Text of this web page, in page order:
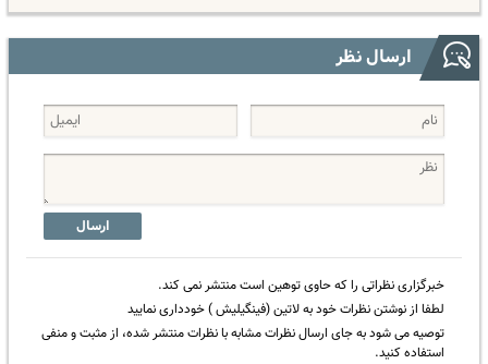
ارسال نظر
ارسال
خبرگزاری نظراتی را که حاوی توهین است منتشر نمی کند.
لطفا از نوشتن نظرات خود به لاتین (فینگیلیش ) خودداری نمایید
توصیه می شود به جای ارسال نظرات مشابه با نظرات منتشر شده، از مثبت و منفی
استفاده کنید.